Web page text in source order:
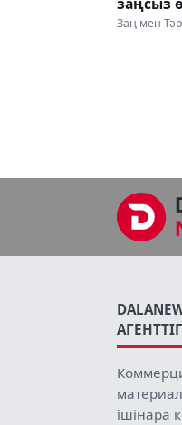
Заң мен
ішінара